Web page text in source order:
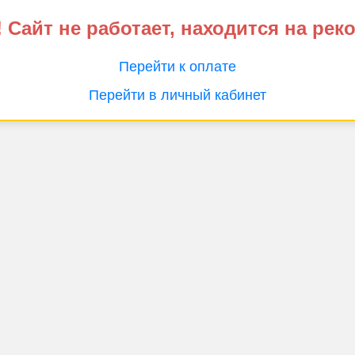
не работает, находится на
Перейти к оплате
Перейти в личный кабинет